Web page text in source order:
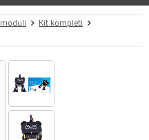
Kit kompleti